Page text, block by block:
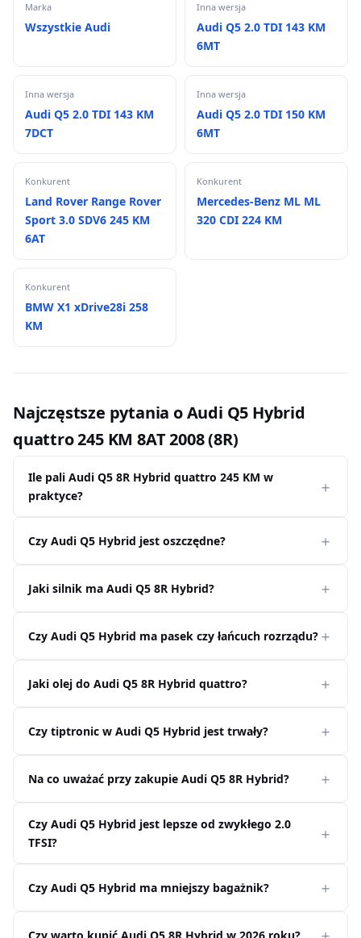
Marka
Wszystkie Audi
Inna wersja
Audi Q5 2.0 TDI 143 KM
6MT
Inna wersja
Audi Q5 2.0 TDI 143 KM
7DCT
Inna wersja
Audi Q5 2.0 TDI 150 KM
6MT
Konkurent
Land Rover Range Rover
Sport 3.0 SDV6 245 KM
6AT
Konkurent
Mercedes-Benz ML ML
320 CDI 224 KM
Konkurent
BMW X1 xDrive28i 258
KM
Najczęstsze pytania o Audi Q5 Hybrid
quattro 245 KM 8AT 2008 (8R)
Ile pali Audi Q5 8R Hybrid quattro 245 KM w
praktyce?
Czy Audi Q5 Hybrid jest oszczędne?
Jaki silnik ma Audi Q5 8R Hybrid?
Czy Audi Q5 Hybrid ma pasek czy łańcuch rozrządu?
Jaki olej do Audi Q5 8R Hybrid quattro?
Czy tiptronic w Audi Q5 Hybrid jest trwały?
Na co uważać przy zakupie Audi Q5 8R Hybrid?
Czy Audi Q5 Hybrid jest lepsze od zwykłego 2.0
TFSI?
Czy Audi Q5 Hybrid ma mniejszy bagażnik?